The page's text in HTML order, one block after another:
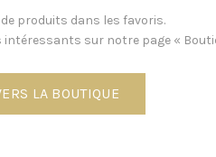
produits dans les favoris.
sur notre page «
LA BOUTIQUE